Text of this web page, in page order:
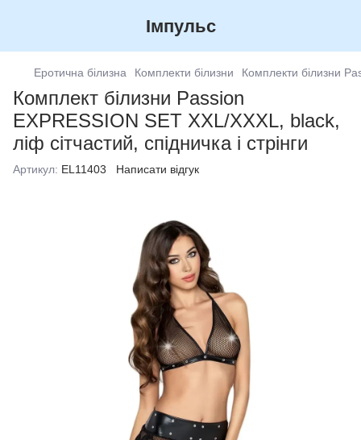
Імпульс
Еротична білизна Комплекти білизни Комплекти білизни
Комплект білизни Passion
EXPRESSION SET XXL/XXXL, black,
ліф сітчастий, спідничка і стрінги
Артикул: EL11403 Написати відгук